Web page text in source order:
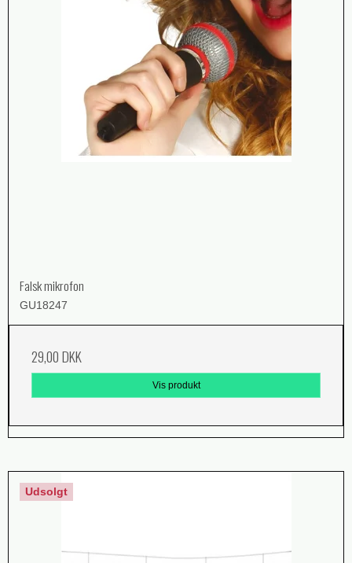
Falsk mikrofon
GU18247
29,00 DKK
Vis produkt
Udsolgt